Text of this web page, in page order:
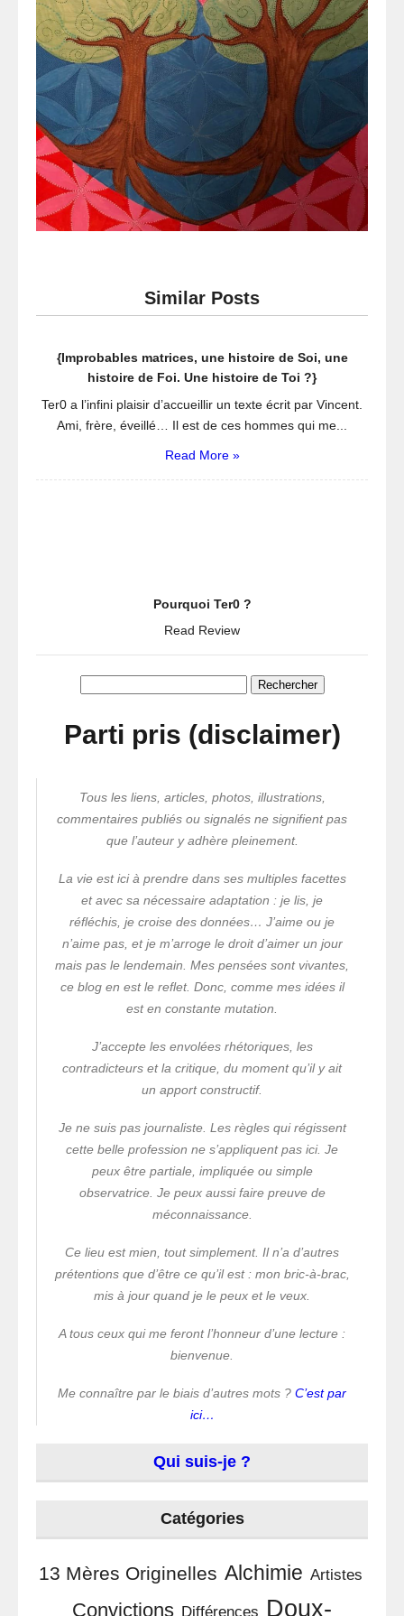
Similar Posts
{Improbables matrices, une histoire de Soi, une
histoire de Foi. Une histoire de Toi ?}
Ter0 a l’infini plaisir d’accueillir un texte écrit par Vincent.
Ami, frère, éveillé… Il est de ces hommes qui me...
Read More »
Pourquoi Ter0 ?
Read Review
Rechercher :
Parti pris (disclaimer)
Tous les liens, articles, photos, illustrations,
commentaires publiés ou signalés ne signifient pas
que l’auteur y adhère pleinement.
La vie est ici à prendre dans ses multiples facettes
et avec sa nécessaire adaptation : je lis, je
réfléchis, je croise des données… J’aime ou je
n’aime pas, et je m’arroge le droit d’aimer un jour
mais pas le lendemain. Mes pensées sont vivantes,
ce blog en est le reflet. Donc, comme mes idées il
est en constante mutation.
J’accepte les envolées rhétoriques, les
contradicteurs et la critique, du moment qu’il y ait
un apport constructif.
Je ne suis pas journaliste. Les règles qui régissent
cette belle profession ne s’appliquent pas ici. Je
peux être partiale, impliquée ou simple
observatrice. Je peux aussi faire preuve de
méconnaissance.
Ce lieu est mien, tout simplement. Il n’a d’autres
prétentions que d’être ce qu’il est : mon bric-à-brac,
mis à jour quand je le peux et le veux.
A tous ceux qui me feront l’honneur d’une lecture :
bienvenue.
Me connaître par le biais d’autres mots ? C’est par
ici…
Qui suis-je ?
Catégories
13 Mères Originelles Alchimie Artistes
Convictions Différences Doux-